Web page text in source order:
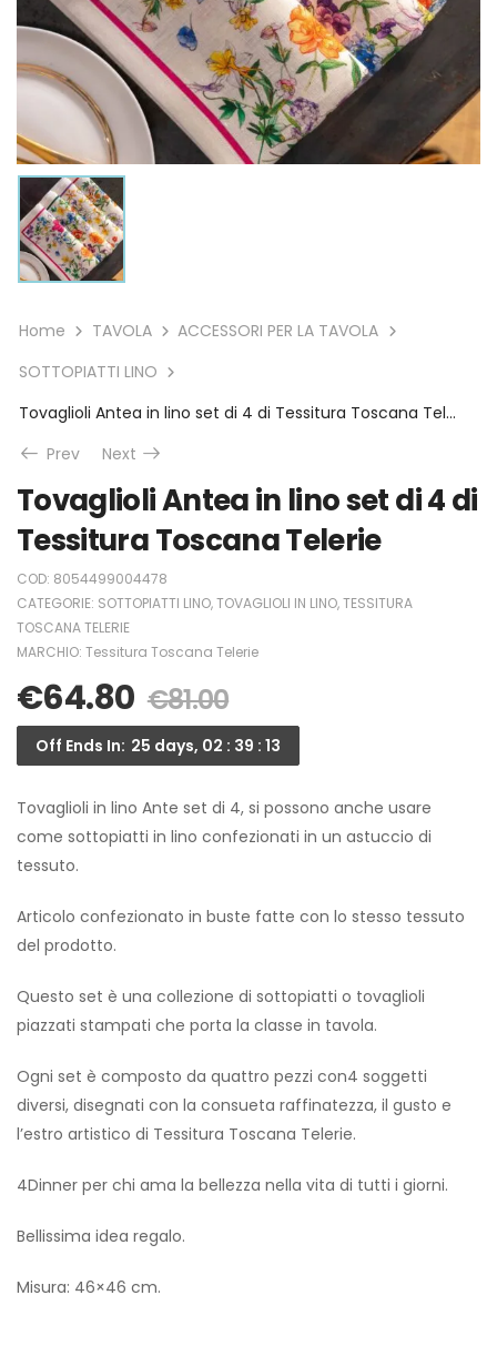
Home TAVOLA
ACCESSORI PER LA TAVOLA
SOTTOPIATTI LINO
Tovaglioli Antea in lino set di 4 di Tessitura Toscana Telerie
Prev
Next
Tovaglioli Antea in lino set di 4 di
Tessitura Toscana Telerie
COD: 8054499004478
CATEGORIE: SOTTOPIATTI LINO,TOVAGLIOLI IN LINO,TESSITURA
TOSCANA TELERIE
MARCHIO: Tessitura Toscana Telerie
€64.80 €81.00
Off Ends In: 25 days, 02 : 39 : 13
Tovaglioli in lino Ante set di 4, si possono anche usare
come sottopiatti in lino confezionati in un astuccio di
tessuto.
Articolo confezionato in buste fatte con lo stesso tessuto
del prodotto.
Questo set è una collezione di sottopiatti o tovaglioli
piazzati stampati che porta la classe in tavola.
Ogni set è composto da quattro pezzi con4 soggetti
diversi, disegnati con la consueta raffinatezza, il gusto e
l’estro artistico di Tessitura Toscana Telerie.
4Dinner per chi ama la bellezza nella vita di tutti i giorni.
Bellissima idea regalo.
Misura: 46×46 cm.